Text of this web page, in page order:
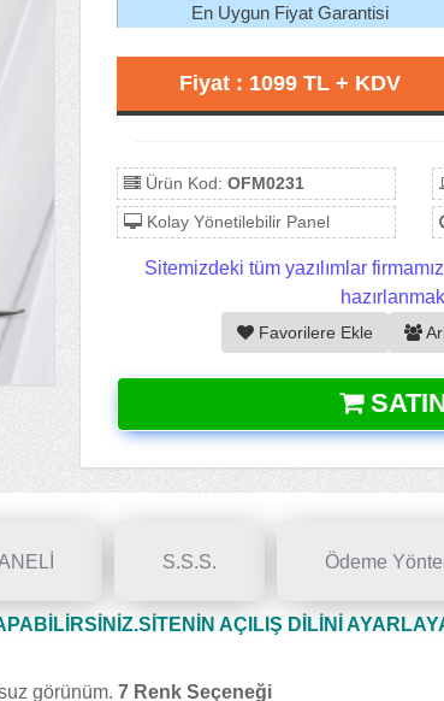
En Uygun Fiyat Garantisi
Fiyat : 1099 TL + KDV
Ürün Kod: OFM0231
Kolay Yönetilebilir Panel
Sitemizdeki tüm yazılımlar
Favorilere Ekle
S.S.S. Ödeme
AÇILIŞ DİLİNİ
görünüm. 7 Renk Seçeneği